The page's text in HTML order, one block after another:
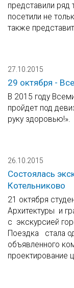
представили
посетили не
также
27.10.2015
29 октября -
В 2015 году
пройдет под
руку здоровью!».
26.10.2015
Состоялась
Котельниково
21 октября
Архитектуры и
с экскурсией
Поездка стала
объявленного
проектирование